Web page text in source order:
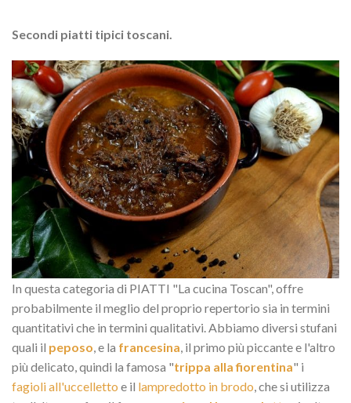
Secondi piatti tipici toscani.
In questa categoria di PIATTI "La cucina Toscan", offre
probabilmente il meglio del proprio repertorio sia in termini
quantitativi che in termini qualitativi. Abbiamo diversi stufani
quali il peposo, e la francesina, il primo più piccante e l'altro
più delicato, quindi la famosa "trippa alla fiorentina" i
fagioli all'uccelletto e il lampredotto in brodo, che si utilizza